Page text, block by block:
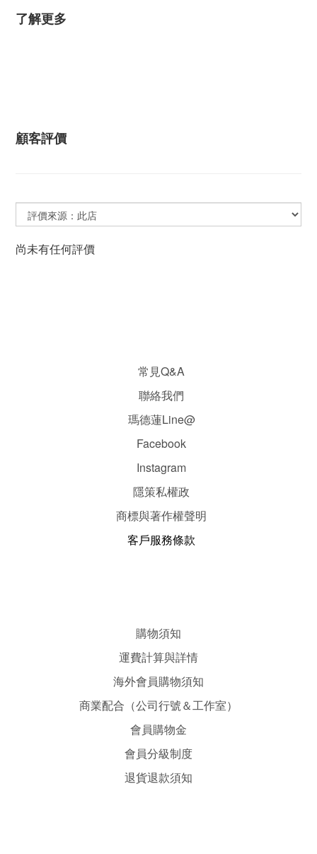
了解更多
顧客評價
尚未有任何評價
常見Q&A
聯絡我們
瑪德蓮Line@
Facebook
Instagram
隱策私權政
商標與著作權聲明
客戶服務條款
購物須知
運費計算與詳情
海外會員購物須知
商業配合（公司行號＆工作室）
會員購物金
會員分級制度
退貨退款須知